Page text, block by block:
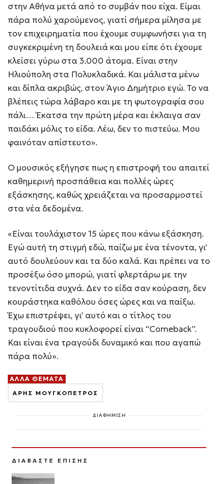
στην Αθήνα μετά από το συμβάν που είχα. Είμαι
πάρα πολύ χαρούμενος, γιατί σήμερα μίλησα με
τον επιχειρηματία που έχουμε συμφωνήσει για τη
συγκεκριμένη τη δουλειά και μου είπε ότι έχουμε
κλείσει γύρω στα 3.000 άτομα. Είναι στην
Ηλιούπολη στα Πολυκλαδικά. Και μάλιστα μένω
και δίπλα ακριβώς, στον Άγιο Δημήτριο εγώ. Το να
βλέπεις τώρα λάβαρο και με τη φωτογραφία σου
πάλι… Έκατσα την πρώτη μέρα και έκλαιγα σαν
παιδάκι μόλις το είδα. Λέω, δεν το πιστεύω. Μου
φαινόταν απίστευτο».
Ο μουσικός εξήγησε πως η επιστροφή του απαιτεί
καθημερινή προσπάθεια και πολλές ώρες
εξάσκησης, καθώς χρειάζεται να προσαρμοστεί
στα νέα δεδομένα.
«Είναι τουλάχιστον 15 ώρες που κάνω εξάσκηση.
Εγώ αυτή τη στιγμή εδώ, παίζω με ένα τένοντα, γι’
αυτό δουλεύουν και τα δύο καλά. Και πρέπει να το
προσέξω όσο μπορώ, γιατί φλερτάρω με την
τενοντίτιδα συχνά. Δεν το είδα σαν κούραση, δεν
κουράστηκα καθόλου όσες ώρες και να παίξω.
Έχω επιστρέψει, γι’ αυτό και ο τίτλος του
τραγουδιού που κυκλοφορεί είναι “Comeback”.
Και είναι ένα τραγούδι δυναμικό και που αγαπώ
πάρα πολύ».
ΑΛΛΑ ΘΕΜΑΤΑ
ΑΡΗΣ ΜΟΥΓΚΟΠΕΤΡΟΣ
ΔΙΑΦΗΜΙΣΗ
ΔΙΑΒΑΣΤΕ ΕΠΙΣΗΣ